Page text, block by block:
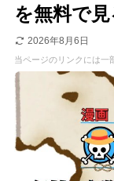
を無料で
2026年8月6日
当ページのリンクには一